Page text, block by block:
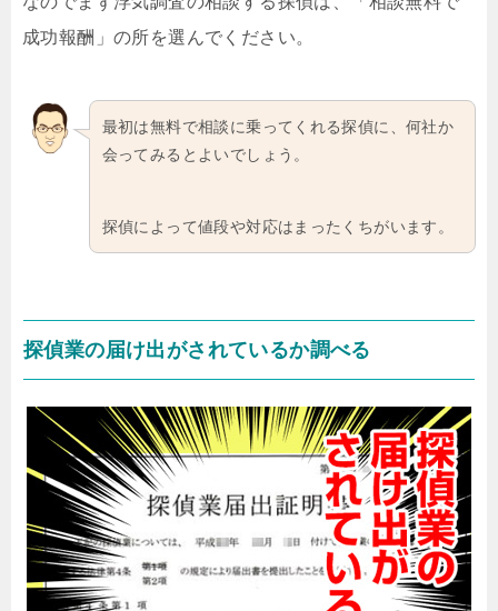
成功報酬」の所を選んでください。
最初は無料で相談に乗ってくれる探偵に、何社か
会ってみるとよいでしょう。
探偵によって値段や対応はまったくちがいます。
探偵業の届け出がされているか調べる